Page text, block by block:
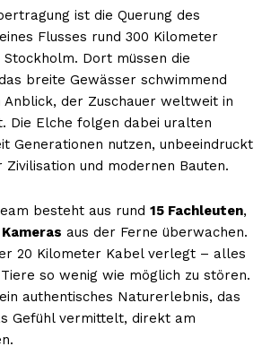
ist die Querung des
Flusses rund 300 Kilometer
Dort müssen die
breite Gewässer schwimmend
Anblick, der Zuschauer weltweit in
Die Elche folgen dabei uralten
Generationen nutzen, unbeeindruckt
Zivilisation und modernen Bauten.
besteht aus rund 15 Fachleuten,
Kameras aus der Ferne überwachen.
20 Kilometer Kabel verlegt – alles
so wenig wie möglich zu stören.
authentisches Naturerlebnis, das
Gefühl vermittelt, direkt am